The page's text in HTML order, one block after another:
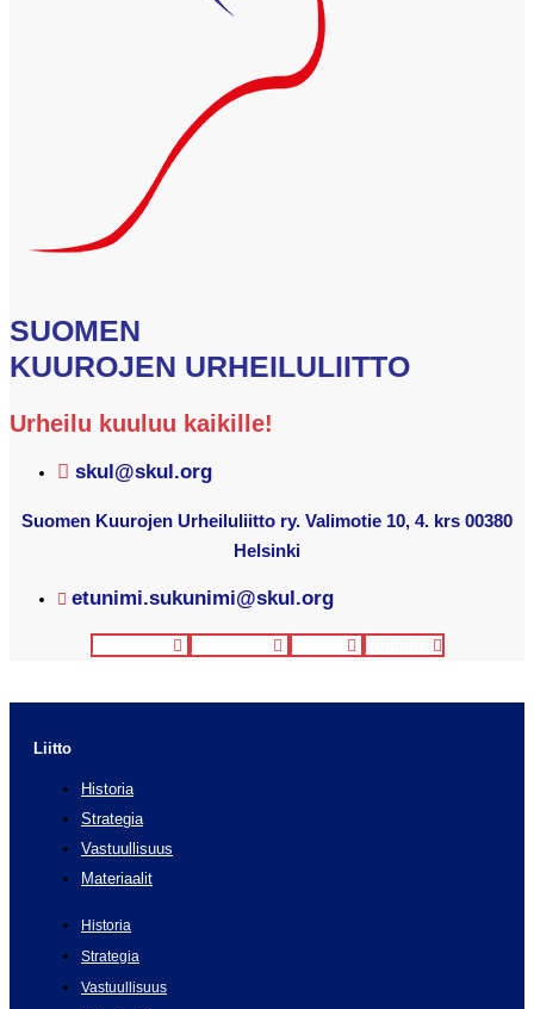
SUOMEN
KUUROJEN URHEILULIITTO
Urheilu kuuluu kaikille!
skul@skul.org
Suomen Kuurojen Urheiluliitto ry. Valimotie 10, 4. krs 00380
Helsinki
etunimi.sukunimi@skul.org
Liitto
Historia
Strategia
Vastuullisuus
Materiaalit
Historia
Strategia
Vastuullisuus